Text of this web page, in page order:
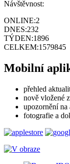
Návštěvnost:
ONLINE:2
DNES:232
TÝDEN:1896
CELKEM:1579845
Mobilní
přehled
nově vložené
upozornění na
fotografie a